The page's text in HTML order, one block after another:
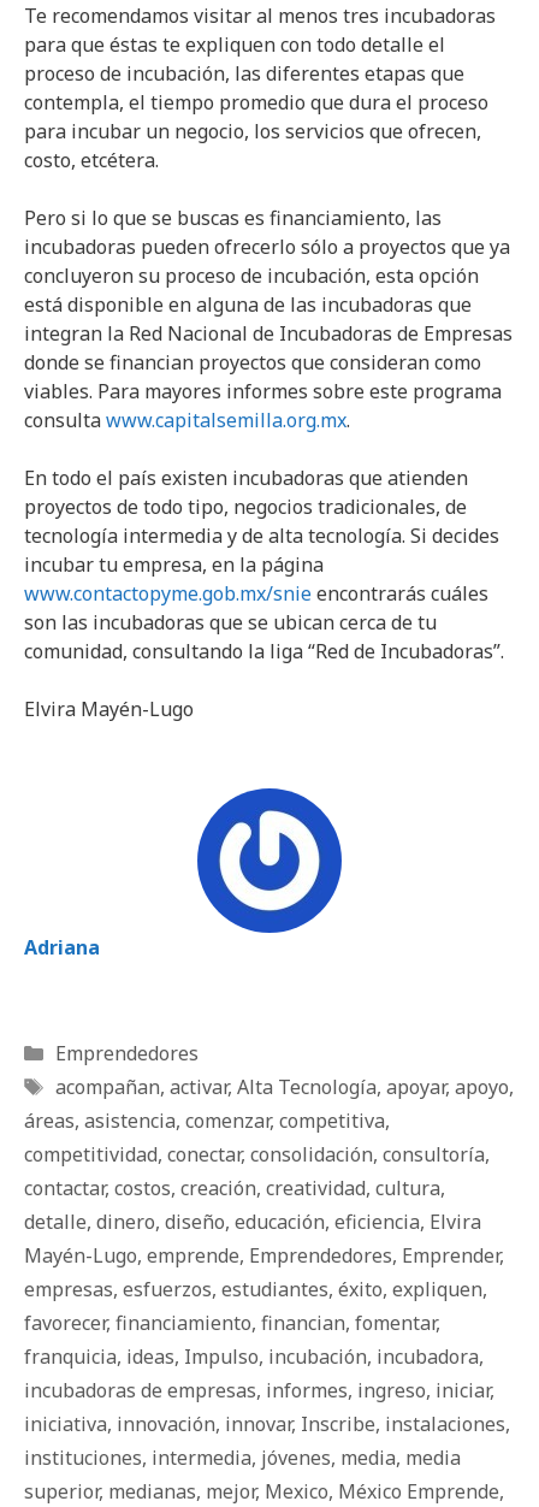
Te recomendamos visitar al menos tres incubadoras
para que éstas te expliquen con todo detalle el
proceso de incubación, las diferentes etapas que
contempla, el tiempo promedio que dura el proceso
para incubar un negocio, los servicios que ofrecen,
costo, etcétera.
Pero si lo que se buscas es financiamiento, las
incubadoras pueden ofrecerlo sólo a proyectos que ya
concluyeron su proceso de incubación, esta opción
está disponible en alguna de las incubadoras que
integran la Red Nacional de Incubadoras de Empresas
donde se financian proyectos que consideran como
viables. Para mayores informes sobre este programa
consultawww.capitalsemilla.org.mx.
En todo el país existen incubadoras que atienden
proyectos de todo tipo, negocios tradicionales, de
tecnología intermedia y de alta tecnología. Si decides
incubar tu empresa, en la página
www.contactopyme.gob.mx/snieencontrarás cuáles
son las incubadoras que se ubican cerca de tu
comunidad, consultando la liga “Red de Incubadoras”.
Elvira Mayén-Lugo
Adriana
Categorías
Emprendedores
Etiquetas
acompañan, activar, Alta Tecnología, apoyar, apoyo,
áreas, asistencia, comenzar, competitiva,
competitividad, conectar, consolidación, consultoría,
contactar, costos, creación, creatividad, cultura,
detalle, dinero, diseño, educación, eficiencia, Elvira
Mayén-Lugo, emprende, Emprendedores, Emprender,
empresas, esfuerzos, estudiantes, éxito, expliquen,
favorecer, financiamiento, financian, fomentar,
franquicia, ideas, Impulso, incubación, incubadora,
incubadoras de empresas, informes, ingreso, iniciar,
iniciativa, innovación, innovar, Inscribe, instalaciones,
instituciones, intermedia, jóvenes, media, media
superior, medianas, mejor, Mexico, México Emprende,